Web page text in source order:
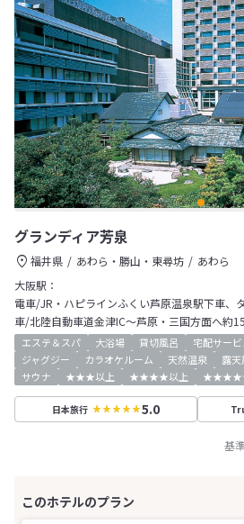
グランディア芳泉
福井県 あわら・勝山・東尋坊
あわら
大阪駅：
電車/JR・ハピラインふくい芦原温泉駅下車、
車/北陸自動車道金津IC～芦原・三国方面へ約
エステ＆スパ 大浴場 貸切風呂 宅配サービ
ジャグジー
カラオケルーム 天然温泉 露天
サウナ
★★★以上 ★★★★以上
日本旅行 5.0
基